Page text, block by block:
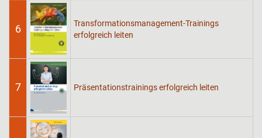
6
Transformationsmanagement-Trainings
erfolgreich leiten
7 Präsentationstrainings erfolgreich leiten